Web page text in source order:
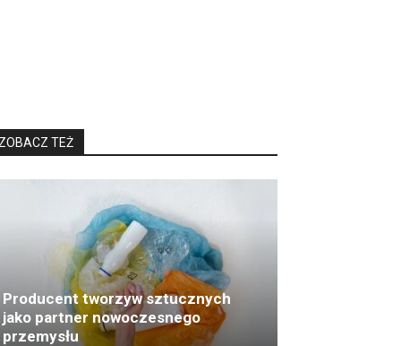
ZOBACZ TEŻ
Producent tworzyw sztucznych
jako partner nowoczesnego
przemysłu